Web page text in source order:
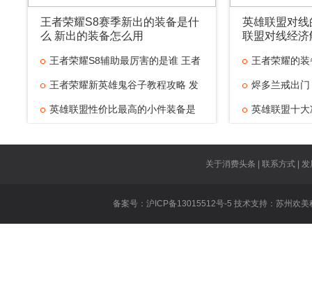
王者荣耀S8赛季新出的装备是什
么 新出的装备怎么用
王者荣耀S8辅助最厉害的是谁 王者
王者荣耀新英雄鬼谷子教程攻略 发
英雄联盟性价比最高的小件装备是
英雄联盟对
联盟对线经济
王者荣耀的
烬多兰戒出
英雄联盟十
王者荣耀技
王者荣耀遇
关于消费头条 | 联系方式 |
备案号：沪ICP备13015512号-5 技术支持： 苏州欢美